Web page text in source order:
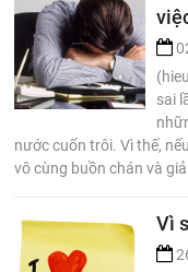
sai
nước cuốn trôi. Vì thế,
vô cùng buồn chán và
Vì